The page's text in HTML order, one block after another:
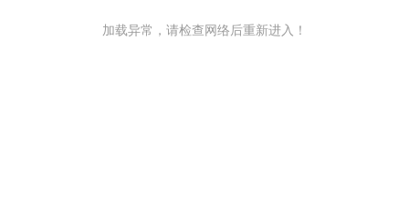
加载异常，请检查网络后重新进入！